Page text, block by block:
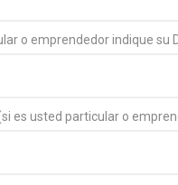
o emprendedor indique su
es usted particular o